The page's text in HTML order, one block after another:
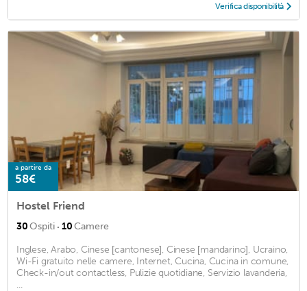
Verifica disponibilità
a partire da
58€
Hostel Friend
30Ospiti · 10Camere
Inglese, Arabo, Cinese [cantonese], Cinese [mandarino], Ucraino,
Wi-Fi gratuito nelle camere, Internet, Cucina, Cucina in comune,
Check-in/out contactless, Pulizie quotidiane, Servizio lavanderia,
...